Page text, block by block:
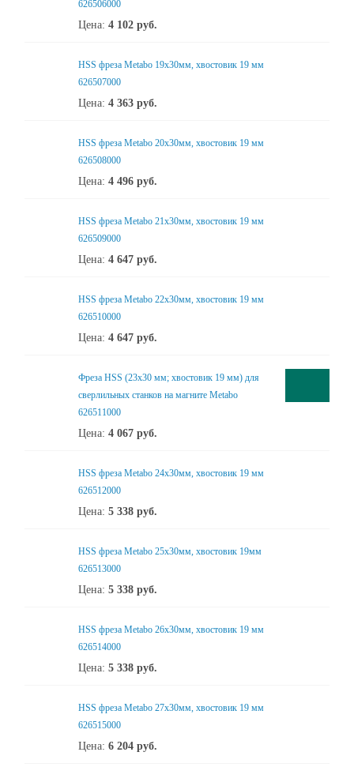
626506000
Цена: 4 102 руб.
HSS фреза Metabo 19x30мм, хвостовик 19 мм
626507000
Цена: 4 363 руб.
HSS фреза Metabo 20x30мм, хвостовик 19 мм
626508000
Цена: 4 496 руб.
HSS фреза Metabo 21x30мм, хвостовик 19 мм
626509000
Цена: 4 647 руб.
HSS фреза Metabo 22x30мм, хвостовик 19 мм
626510000
Цена: 4 647 руб.
Фреза HSS (23x30 мм; хвостовик 19 мм) для
сверлильных станков на магните Metabo
626511000
Цена: 4 067 руб.
HSS фреза Metabo 24x30мм, хвостовик 19 мм
626512000
Цена: 5 338 руб.
HSS фреза Metabo 25x30мм, хвостовик 19мм
626513000
Цена: 5 338 руб.
HSS фреза Metabo 26x30мм, хвостовик 19 мм
626514000
Цена: 5 338 руб.
HSS фреза Metabo 27x30мм, хвостовик 19 мм
626515000
Цена: 6 204 руб.